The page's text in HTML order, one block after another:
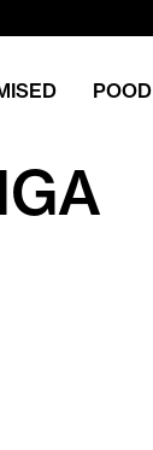
POOD